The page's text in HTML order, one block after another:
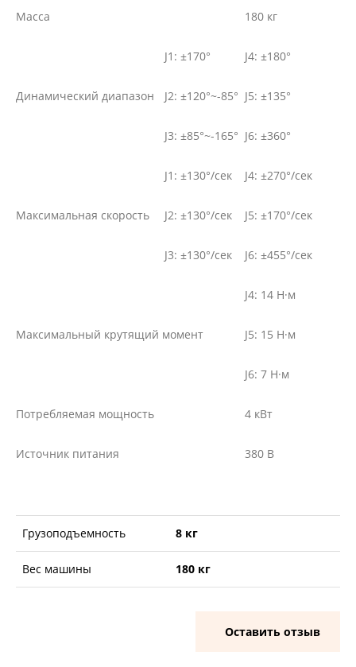
Масса 180 кг
Динамический диапазон
J1: ±170°
J2: ±120°~-85°
J3: ±85°~-165°
J4: ±180°
J5: ±135°
J6: ±360°
Максимальная скорость
J1: ±130°/сек
J2: ±130°/сек
J3: ±130°/сек
J4: ±270°/сек
J5: ±170°/сек
J6: ±455°/сек
Максимальный крутящий момент
J4: 14 Н·м
J5: 15 Н·м
J6: 7 Н·м
Потребляемая мощность 4 кВт
Источник питания 380 В
Грузоподъемность 8 кг
Вес машины 180 кг
Оставить отзыв